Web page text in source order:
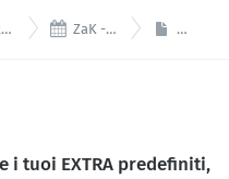
 ZaK - Camere&Tariffe ZaK -
i tuoi EXTRA predefiniti,